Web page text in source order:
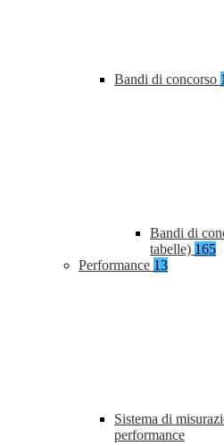
Bandi di concorso
Bandi di
tabelle) 165
Performance 13
Sistema di
performance